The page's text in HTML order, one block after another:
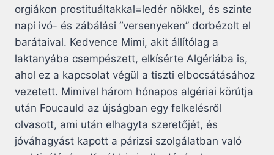
orgiákon prostituáltakkal=ledér nökkel, és szinte
napi ivó- és zábálási “versenyeken” dorbézolt el
barátaival. Kedvence Mimi, akit állítólag a
laktanyába csempészett, elkísérte Algériába is,
ahol ez a kapcsolat végül a tiszti elbocsátásához
vezetett. Mimivel három hónapos algériai körútja
után Foucauld az újságban egy felkelésről
olvasott, ami után elhagyta szeretőjét, és
jóváhagyást kapott a párizsi szolgálatban való